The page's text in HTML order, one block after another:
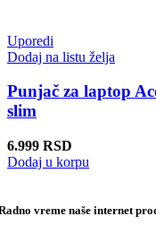
Uporedi
Dodaj na listu želja
Punjač za laptop
slim
6.999 RSD
Dodaj u korpu
vreme naše internet